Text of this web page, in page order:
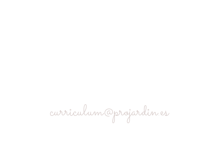
curriculum@projardin.es